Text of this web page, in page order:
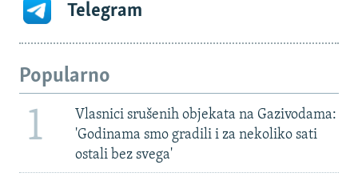
Telegram
Popularno
1
Vlasnici srušenih objekata na Gazivodama:
'Godinama smo gradili i za nekoliko sati
ostali bez svega'